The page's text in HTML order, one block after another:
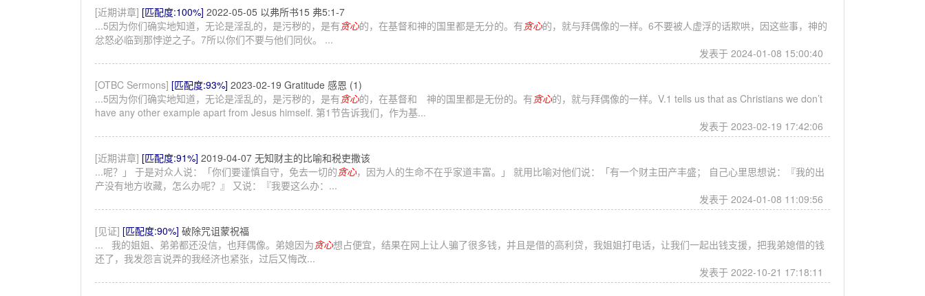
[近期讲章] [匹配度:100%] 2022-05-05 以弗所书15 弗5:1-7
...5因为你们确实地知道，无论是淫乱的，是污秽的，是有贪心的，在基督和神的国里都是无分的。有贪心的，就与拜偶像的一样。6不要被人虚浮的话欺哄，因这些事，神的
忿怒必临到那悖逆之子。7所以你们不要与他们同伙。 ...
发表于 2024-01-08 15:00:40
[OTBC Sermons] [匹配度:93%] 2023-02-19 Gratitude 感恩 (1)
...5因为你们确实地知道，无论是淫乱的，是污秽的，是有贪心的，在基督和 神的国里都是无份的。有贪心的，就与拜偶像的一样。V.1 tells us that as Christians we don’t
have any other example apart from Jesus himself. 第1节告诉我们，作为基...
发表于 2023-02-19 17:42:06
[近期讲章] [匹配度:91%] 2019-04-07 无知财主的比喻和税吏撒该
...呢？」 于是对众人说：「你们要谨慎自守，免去一切的贪心，因为人的生命不在乎家道丰富。」 就用比喻对他们说：「有一个财主田产丰盛； 自己心里思想说：『我的出
产没有地方收藏，怎么办呢？』 又说：『我要这么办：...
发表于 2024-01-08 11:09:56
[见证] [匹配度:90%] 破除咒诅蒙祝福
... 我的姐姐、弟弟都还没信，也拜偶像。弟媳因为贪心想占便宜，结果在网上让人骗了很多钱，并且是借的高利贷，我姐姐打电话，让我们一起出钱支援，把我弟媳借的钱
还了，我发怨言说弄的我经济也紧张，过后又悔改...
发表于 2022-10-21 17:18:11